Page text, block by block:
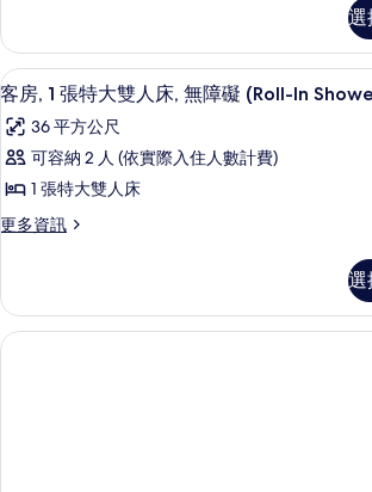
的
所
有
相
片
的
詳
情
加
大
雙
人
床,
無
障
的
所
客
房,
2
加
大
人
床,
無
(Hearing)
詳
選
顯
示
客
房,
1
張
大
雙
書桌、筆電工
5
客房, 1 張特大雙人床, 無障礙 (Roll-In
36 平方公尺
可容納 2 人 (依實際入住人數計費)
1 張特大雙人床
更多資訊
更
1
張
特
選